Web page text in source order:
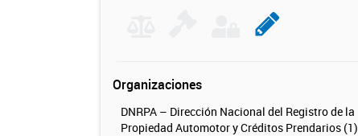
Organizaciones
DNRPA – Dirección Nacional del Registro de la
Propiedad Automotor y Créditos Prendarios (1)